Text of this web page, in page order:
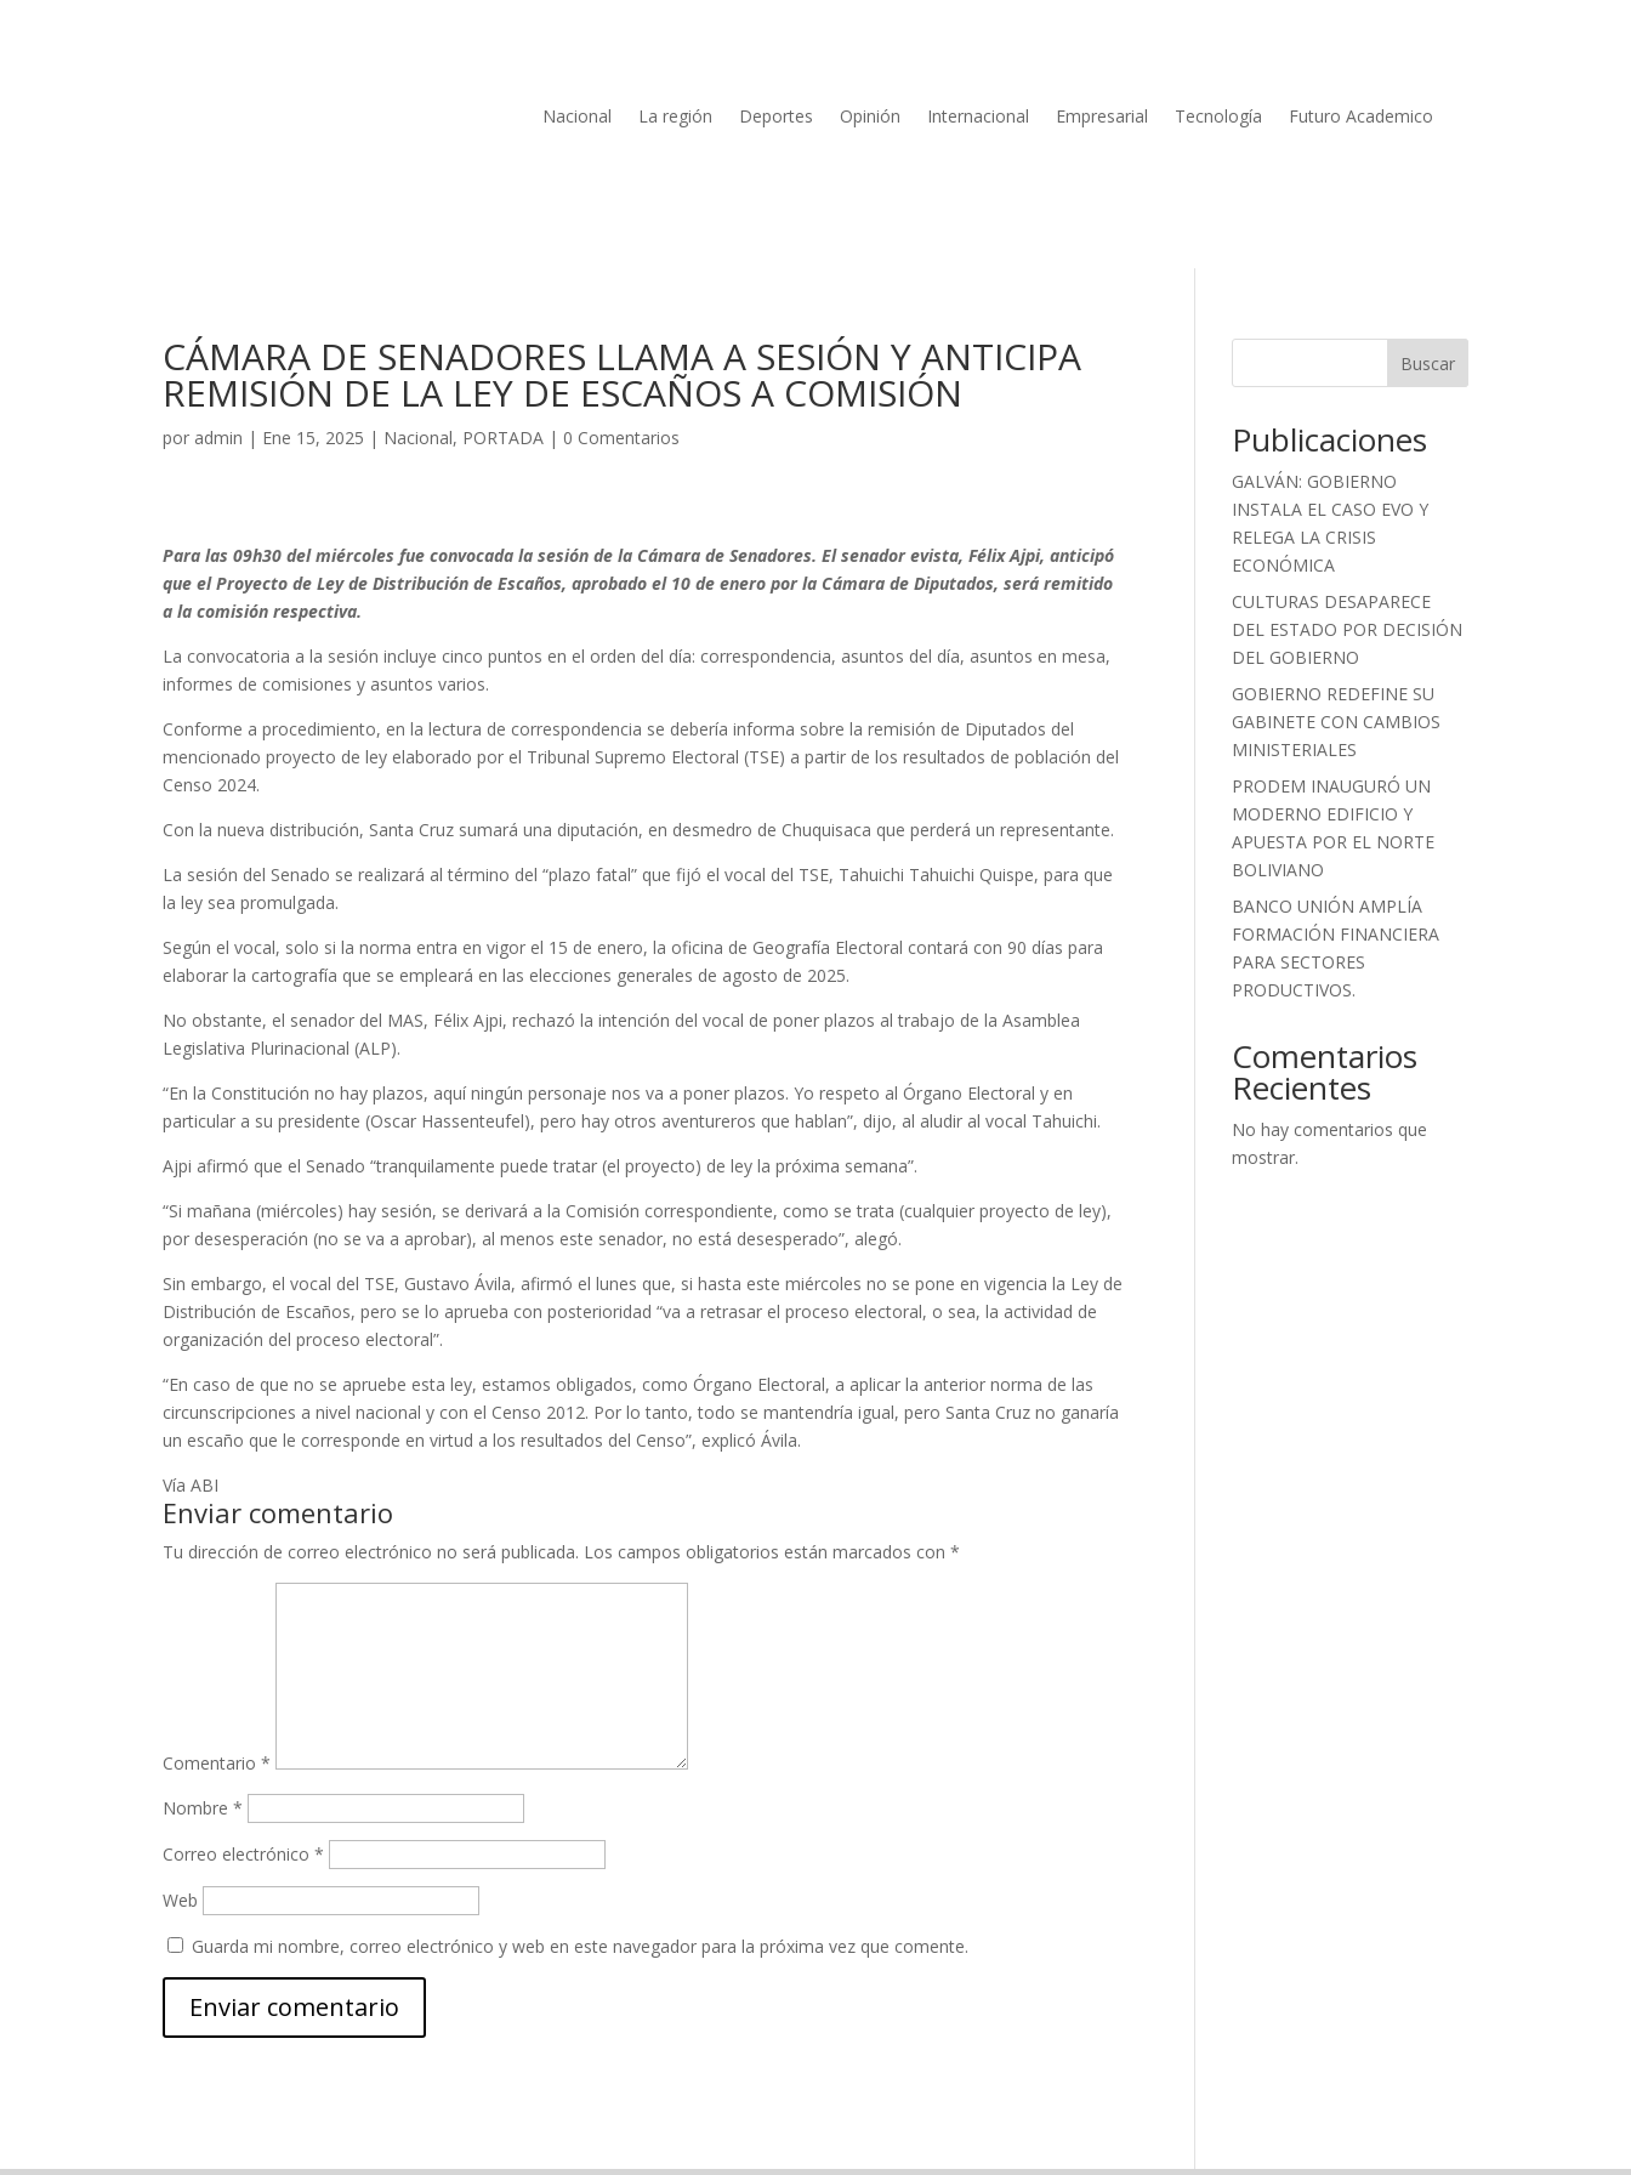
Nacional La región Deportes Opinión Internacional Empresarial Tecnología Futuro Academico
CÁMARA DE SENADORES LLAMA A SESIÓN Y ANTICIPA
REMISIÓN DE LA LEY DE ESCAÑOS A COMISIÓN
por admin | Ene 15, 2025 | Nacional, PORTADA | 0 Comentarios
Para las 09h30 del miércoles fue convocada la sesión de la Cámara de Senadores. El senador evista, Félix Ajpi, anticipó
que el Proyecto de Ley de Distribución de Escaños, aprobado el 10 de enero por la Cámara de Diputados, será remitido
a la comisión respectiva.
La convocatoria a la sesión incluye cinco puntos en el orden del día: correspondencia, asuntos del día, asuntos en mesa,
informes de comisiones y asuntos varios.
Conforme a procedimiento, en la lectura de correspondencia se debería informa sobre la remisión de Diputados del
mencionado proyecto de ley elaborado por el Tribunal Supremo Electoral (TSE) a partir de los resultados de población del
Censo 2024.
Con la nueva distribución, Santa Cruz sumará una diputación, en desmedro de Chuquisaca que perderá un representante.
La sesión del Senado se realizará al término del “plazo fatal” que fijó el vocal del TSE, Tahuichi Tahuichi Quispe, para que
la ley sea promulgada.
Según el vocal, solo si la norma entra en vigor el 15 de enero, la oficina de Geografía Electoral contará con 90 días para
elaborar la cartografía que se empleará en las elecciones generales de agosto de 2025.
No obstante, el senador del MAS, Félix Ajpi, rechazó la intención del vocal de poner plazos al trabajo de la Asamblea
Legislativa Plurinacional (ALP).
“En la Constitución no hay plazos, aquí ningún personaje nos va a poner plazos. Yo respeto al Órgano Electoral y en
particular a su presidente (Oscar Hassenteufel), pero hay otros aventureros que hablan”, dijo, al aludir al vocal Tahuichi.
Ajpi afirmó que el Senado “tranquilamente puede tratar (el proyecto) de ley la próxima semana”.
“Si mañana (miércoles) hay sesión, se derivará a la Comisión correspondiente, como se trata (cualquier proyecto de ley),
por desesperación (no se va a aprobar), al menos este senador, no está desesperado”, alegó.
Sin embargo, el vocal del TSE, Gustavo Ávila, afirmó el lunes que, si hasta este miércoles no se pone en vigencia la Ley de
Distribución de Escaños, pero se lo aprueba con posterioridad “va a retrasar el proceso electoral, o sea, la actividad de
organización del proceso electoral”.
“En caso de que no se apruebe esta ley, estamos obligados, como Órgano Electoral, a aplicar la anterior norma de las
circunscripciones a nivel nacional y con el Censo 2012. Por lo tanto, todo se mantendría igual, pero Santa Cruz no ganaría
un escaño que le corresponde en virtud a los resultados del Censo”, explicó Ávila.
Vía ABI
Enviar comentario
Tu dirección de correo electrónico no será publicada. Los campos obligatorios están marcados con*
Comentario*
Nombre*
Correo electrónico*
Web
Guarda mi nombre, correo electrónico y web en este navegador para la próxima vez que comente.
Buscar
Publicaciones
GALVÁN: GOBIERNO
INSTALA EL CASO EVO Y
RELEGA LA CRISIS
ECONÓMICA
CULTURAS DESAPARECE
DEL ESTADO POR DECISIÓN
DEL GOBIERNO
GOBIERNO REDEFINE SU
GABINETE CON CAMBIOS
MINISTERIALES
PRODEM INAUGURÓ UN
MODERNO EDIFICIO Y
APUESTA POR EL NORTE
BOLIVIANO
BANCO UNIÓN AMPLÍA
FORMACIÓN FINANCIERA
PARA SECTORES
PRODUCTIVOS.
Comentarios
Recientes
No hay comentarios que
mostrar.